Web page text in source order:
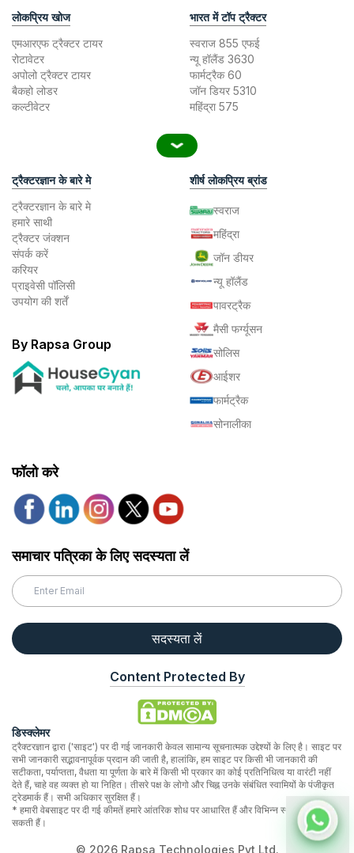
लोकप्रिय खोज
एमआरएफ ट्रैक्टर टायर
रोटावेटर
अपोलो ट्रैक्टर टायर
बैकहो लोडर
कल्टीवेटर
भारत में टॉप ट्रैक्टर
स्वराज 855 एफई
न्यू हॉलैंड 3630
फार्मट्रैक 60
जॉन डियर 5310
महिंद्रा 575
ट्रैक्टरज्ञान के बारे मे
ट्रैक्टरज्ञान के बारे मे
हमारे साथी
ट्रैक्टर जंक्शन
संपर्क करें
करियर
प्राइवेसी पॉलिसी
उपयोग की शर्तें
By Rapsa Group
शीर्ष लोकप्रिय ब्रांड
स्वराज
महिंद्रा
जॉन डीयर
न्यू हॉलैंड
पावरट्रैक
मैसी फर्ग्यूसन
सोलिस
आईशर
फार्मट्रैक
सोनालीका
फॉलो करे
समाचार पत्रिका के लिए सदस्यता लें
सदस्यता लें
Content Protected By
डिस्क्लेमर
ट्रैक्टरज्ञान द्वारा ('साइट') पर दी गई जानकारी केवल सामान्य सूचनात्मक उद्देश्यों के लिए है। साइट पर
सभी जानकारी सद्भावनापूर्वक प्रदान की जाती है, हालांकि, हम साइट पर किसी भी जानकारी की
सटीकता, पर्याप्तता, वैधता या पूर्णता के बारे में किसी भी प्रकार का कोई प्रतिनिधित्व या वारंटी नहीं
देते हैं, चाहे वह व्यक्त हो या निहित। तीसरे पक्ष के लोगो और चिह्न उनके संबंधित स्वामियों के पंजीकृत
ट्रेडमार्क हैं। सभी अधिकार सुरक्षित हैं।
* हमारी वेबसाइट पर दी गई कीमतें हमारे आंतरिक शोध पर आधारित हैं और विभिन्न स्थानों पर भिन्न हो
सकती हैं।
© 2026Rapsa Technologies Pvt Ltd.